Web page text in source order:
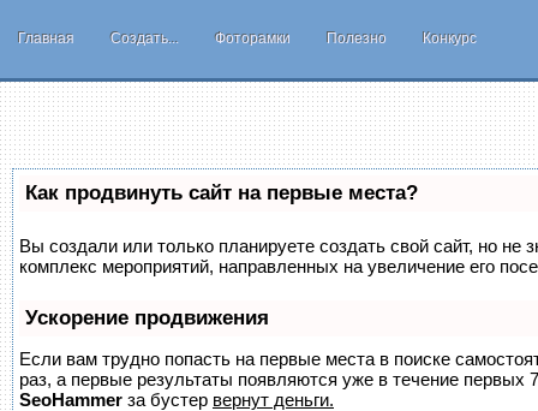
Главная Создать... Фоторамки Полезно Конкурс
Как продвинуть сайт на первые места?
Вы создали или только планируете создать свой сайт, но не
комплекс мероприятий, направленных на увеличение его
Ускорение продвижения
Если вам трудно попасть на первые места в поиске
раз, а первые результаты появляются уже в течение первых
SeoHammer за бустер вернут деньги.